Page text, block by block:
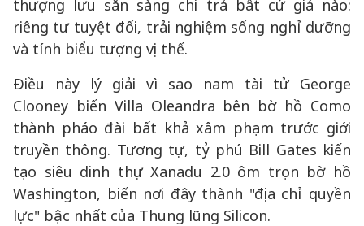
thượng lưu sẵn sàng chi trả bất cứ giá nào:
riêng tư tuyệt đối, trải nghiệm sống nghỉ dưỡng
và tính biểu tượng vị thế.
Điều này lý giải vì sao nam tài tử George
Clooney biến Villa Oleandra bên bờ hồ Como
thành pháo đài bất khả xâm phạm trước giới
truyền thông. Tương tự, tỷ phú Bill Gates kiến
tạo siêu dinh thự Xanadu 2.0 ôm trọn bờ hồ
Washington, biến nơi đây thành "địa chỉ quyền
lực" bậc nhất của Thung lũng Silicon.